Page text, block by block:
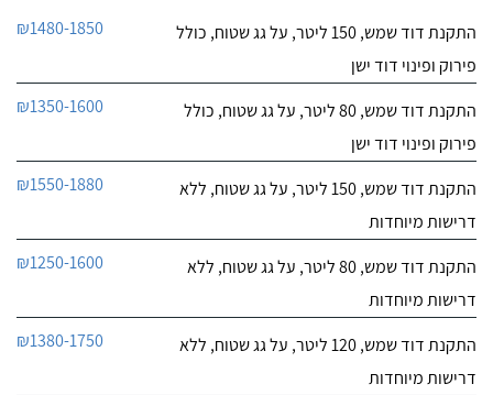
שביט דודי שמש וחשמל בע"מ
לפרטי העסק
דודי שמש" שירות טוב,
חייג עכשיו
התקנת דוד שמש, 150 ליטר, על גג שטוח, כולל
פירוק ופינוי דוד ישן
₪1480-1850
התקנת דוד שמש, 80 ליטר, על גג שטוח, כולל
פירוק ופינוי דוד ישן
₪1350-1600
התקנת דוד שמש, 150 ליטר, על גג שטוח, ללא
דרישות מיוחדות
₪1550-1880
התקנת דוד שמש, 80 ליטר, על גג שטוח, ללא
דרישות מיוחדות
₪1250-1600
התקנת דוד שמש, 120 ליטר, על גג שטוח, ללא
דרישות מיוחדות
₪1380-1750